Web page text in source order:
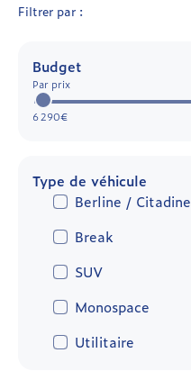
Filtrer par :
Budget
Par prix
6 290€
Type de véhicule
Berline / Citadine
Break
SUV
Monospace
Utilitaire